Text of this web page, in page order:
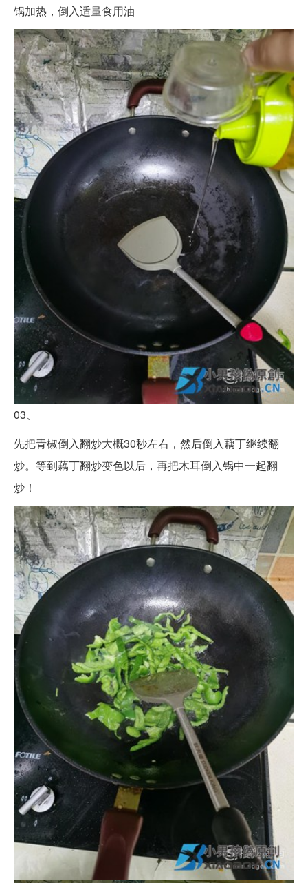
锅加热，倒入适量食用油
03、
先把青椒倒入翻炒大概30秒左右，然后倒入藕丁继续翻
炒。等到藕丁翻炒变色以后，再把木耳倒入锅中一起翻
炒！